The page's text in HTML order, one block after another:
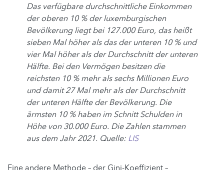
Das verfügbare durchschnittliche Einkommen
der oberen 10 % der luxemburgischen
Bevölkerung liegt bei 127.000 Euro, das heißt
sieben Mal höher als das der unteren 10 % und
vier Mal höher als der Durchschnitt der unteren
Hälfte. Bei den Vermögen besitzen die
reichsten 10 % mehr als sechs Millionen Euro
und damit 27 Mal mehr als der Durchschnitt
der unteren Hälfte der Bevölkerung. Die
ärmsten 10 % haben im Schnitt Schulden in
Höhe von 30.000 Euro. Die Zahlen stammen
aus dem Jahr 2021. Quelle: LIS